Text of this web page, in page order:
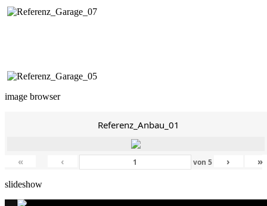
image browser
Referenz_Anbau_01
« ‹ von 5 › »
slideshow